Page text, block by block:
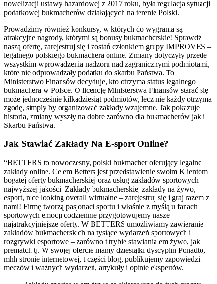
nowelizacji ustawy hazardowej z 2017 roku, była regulacja sytuacji
podatkowej bukmacherów działających na terenie Polski.
Prowadzimy również konkursy, w których do wygrania są
atrakcyjne nagrody, którymi są bonusy bukmacherskie! Sprawdź
naszą ofertę, zarejestruj się i zostań członkiem grupy IMPROVES –
legalnego polskiego bukmachera online. Zmiany dotyczyły przede
wszystkim wprowadzenia nadzoru nad zagranicznymi podmiotami,
które nie odprowadzały podatku do skarbu Państwa. To
Ministerstwo Finansów decyduje, kto otrzyma status legalnego
bukmachera w Polsce. O licencję Ministerstwa Finansów starać się
może jednocześnie kilkadziesiąt podmiotów, lecz nie każdy otrzyma
zgodę, simply by organizować zakłady wzajemne. Jak pokazuje
historia, zmiany wyszły na dobre zarówno dla bukmacherów jak i
Skarbu Państwa.
Jak Stawiać Zakłady Na E-sport Online?
“BETTERS to nowoczesny, polski bukmacher oferujący legalne
zakłady online. Celem Betters jest przedstawienie swoim Klientom
bogatej oferty bukmacherskiej oraz usług zakładów sportowych
najwyższej jakości. Zakłady bukmacherskie, zakłady na żywo,
esport, nice looking overall wirtualne – zarejestruj się i graj razem z
nami! Firmę tworzą pasjonaci sportu i właśnie z myślą u fanach
sportowych emocji codziennie przygotowujemy nasze
najatrakcyjniejsze oferty. W BETTERS umożliwiamy zawieranie
zakładów bukmacherskich na tysiące wydarzeń sportowych i
rozgrywki esportowe – zarówno t trybie stawiania em żywo, jak
prematch tj. W swojej ofercie mamy dziesiątki dyscyplin Ponadto,
mhh stronie internetowej, t części blog, publikujemy zapowiedzi
meczów i ważnych wydarzeń, artykuły i opinie ekspertów.